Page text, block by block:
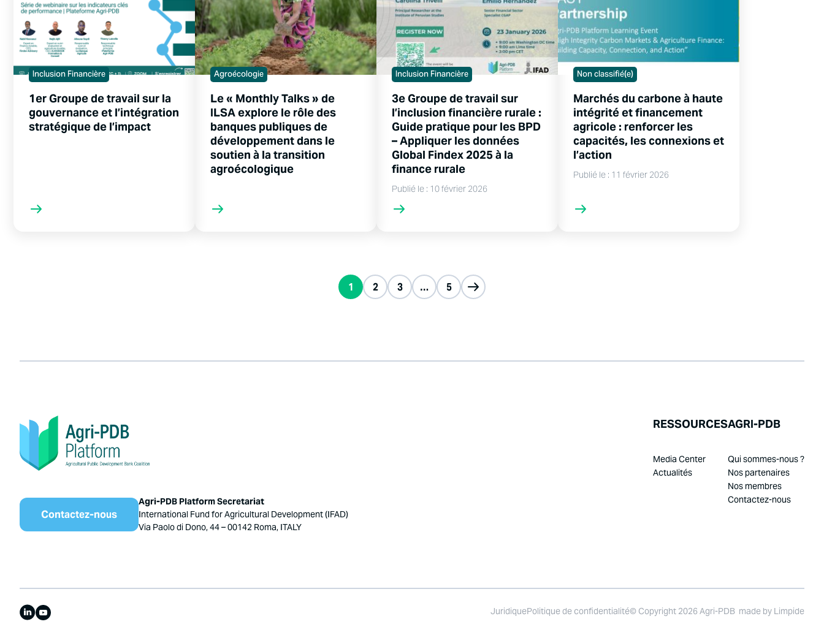
Inclusion Financière
1er Groupe de travail sur la
gouvernance et l’intégration
stratégique de l’impact
Agroécologie
Le « Monthly Talks » de
ILSA explore le rôle des
banques publiques de
développement dans le
soutien à la transition
agroécologique
Inclusion Financière
3e Groupe de travail sur
l’inclusion financière rurale :
Guide pratique pour les BPD
– Appliquer les données
Global Findex 2025 à la
finance rurale
Publié le : 10 février 2026
Non classifié(e)
Marchés du carbone à haute
intégrité et financement
agricole : renforcer les
capacités, les connexions et
l’action
Publié le : 11 février 2026
1 2 3 … 5
Contactez-nous
Agri-PDB Platform Secretariat
International Fund for Agricultural Development (IFAD)
Via Paolo di Dono, 44 – 00142 Roma, ITALY
RESSOURCES
Media Center
Actualités
AGRI-PDB
Qui sommes-nous ?
Nos partenaires
Nos membres
Contactez-nous
JuridiquePolitique de confidentialité© Copyright 2026 Agri-PDB made by Limpide